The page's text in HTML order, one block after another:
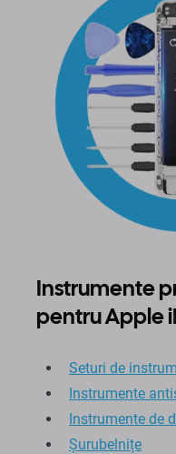
Instrumente
pentru Apple
Seturi de
Instrumente
Instrumente de
Șurubelnițe